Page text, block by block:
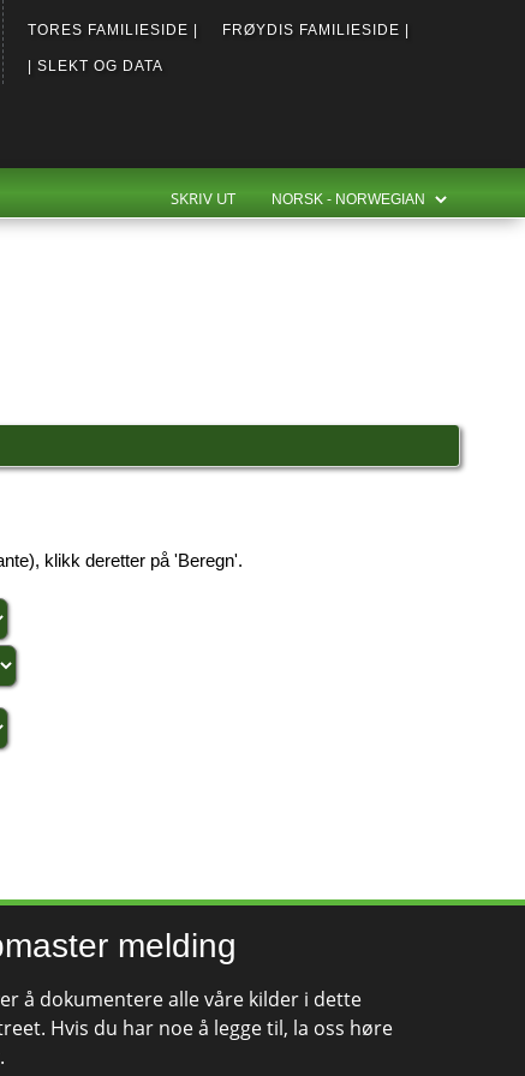
TORES FAMILIESIDE | FRØYDIS FAMILIESIDE |
| SLEKT OG DATA
SKRIV UT
klikk deretter på 'Beregn'.
melding
å dokumentere alle våre kilder i dette
Hvis du har noe å legge til, la oss høre